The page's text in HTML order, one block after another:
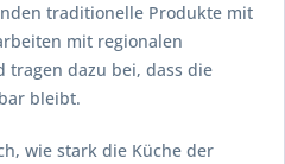
traditionelle Produkte mit
mit regionalen
tragen dazu bei, dass die
bleibt.
wie stark die Küche der